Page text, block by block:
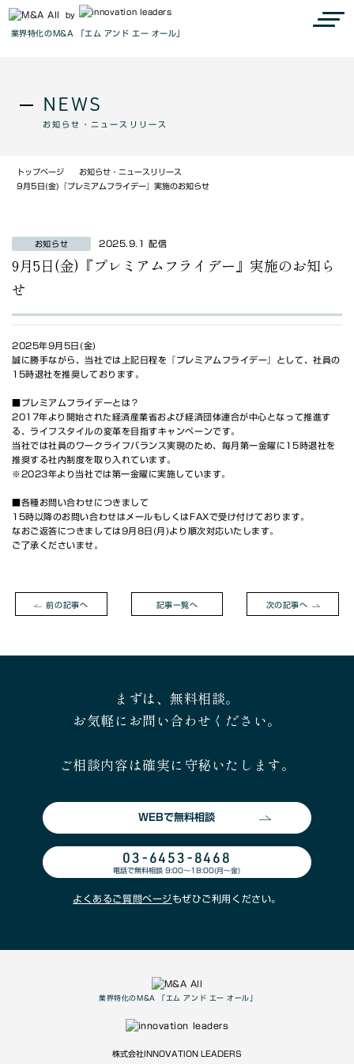
by
業界特化のM&A 「エム アンド エー オール」
WEBで無料相談
03-6453-8468
電話で無料相談 9:00〜18:00(月〜金)
NEWS
お知らせ・ニュースリリース
トップページ
お知らせ・ニュースリリース
9月5日(金)『プレミアムフライデー』実施のお知らせ
お知らせ 2025.9.1 配信
9月5日(金)『プレミアムフライデー』実施のお知ら
せ
2025年9月5日(金)
誠に勝手ながら、当社では上記日程を『プレミアムフライデー』として、社員の
15時退社を推奨しております。
■プレミアムフライデーとは？
2017年より開始された経済産業省および経済団体連合が中心となって推進す
る、ライフスタイルの変革を目指すキャンペーンです。
当社では社員のワークライフバランス実現のため、毎月第一金曜に15時退社を
推奨する社内制度を取り入れています。
※2023年より当社では第一金曜に実施しています。
■各種お問い合わせにつきまして
15時以降のお問い合わせはメールもしくはFAXで受け付けております。
なおご返答につきましては9月8日(月)より順次対応いたします。
ご了承くださいませ。
前の記事へ 記事一覧へ 次の記事へ
まずは、無料相談。
お気軽にお問い合わせください。
ご相談内容は確実に守秘いたします。
WEBで無料相談
03-6453-8468
電話で無料相談 9:00〜18:00(月〜金)
よくあるご質問ページもぜひご利用ください。
業界特化のM&A 「エム アンド エー オール」
株式会社INNOVATION LEADERS